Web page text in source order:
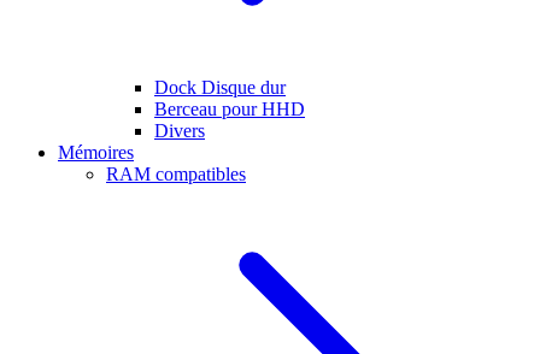
Dock Disque dur
Berceau pour HHD
Divers
Mémoires
RAM compatibles